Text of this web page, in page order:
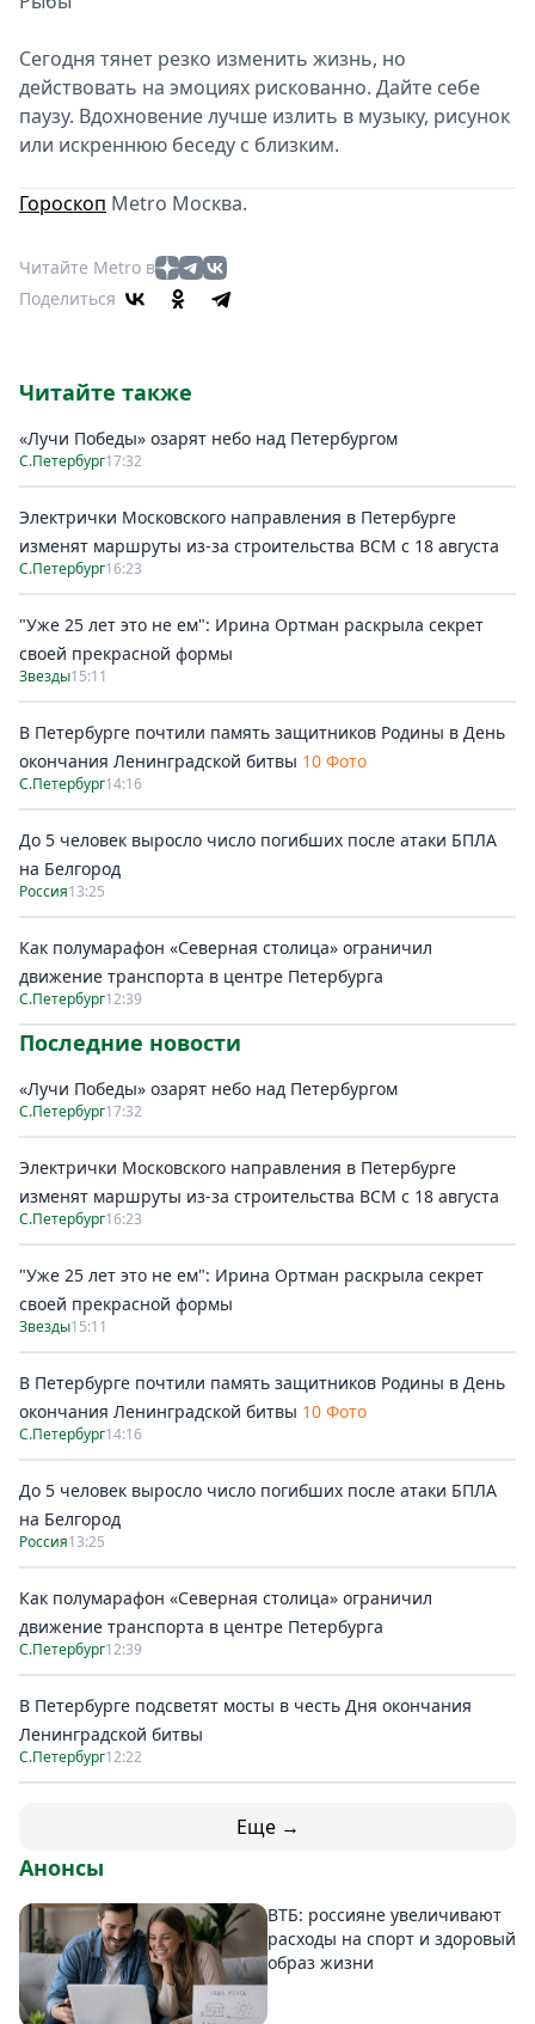
Сегодня тянет резко изменить жизнь, но
действовать на эмоциях рискованно. Дайте себе
паузу. Вдохновение лучше излить в музыку, рисунок
или искреннюю беседу с близким.
Гороскоп Metro Москва.
Читайте Metro в
Поделиться
Читайте также
«Лучи Победы» озарят небо над Петербургом
С.Петербург17:32
Электрички Московского направления в Петербурге
изменят маршруты из-за строительства ВСМ с 18 августа
С.Петербург16:23
"Уже 25 лет это не ем": Ирина Ортман раскрыла секрет
своей прекрасной формы
Звезды15:11
В Петербурге почтили память защитников Родины в День
окончания Ленинградской битвы 10 Фото
С.Петербург14:16
До 5 человек выросло число погибших после атаки БПЛА
на Белгород
Россия13:25
Как полумарафон «Северная столица» ограничил
движение транспорта в центре Петербурга
С.Петербург12:39
Последние новости
«Лучи Победы» озарят небо над Петербургом
С.Петербург17:32
Электрички Московского направления в Петербурге
изменят маршруты из-за строительства ВСМ с 18 августа
С.Петербург16:23
"Уже 25 лет это не ем": Ирина Ортман раскрыла секрет
своей прекрасной формы
Звезды15:11
В Петербурге почтили память защитников Родины в День
окончания Ленинградской битвы 10 Фото
С.Петербург14:16
До 5 человек выросло число погибших после атаки БПЛА
на Белгород
Россия13:25
Как полумарафон «Северная столица» ограничил
движение транспорта в центре Петербурга
С.Петербург12:39
В Петербурге подсветят мосты в честь Дня окончания
Ленинградской битвы
С.Петербург12:22
Еще →
Анонсы
ВТБ: россияне увеличивают
расходы на спорт и здоровый
образ жизни